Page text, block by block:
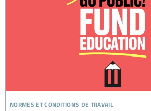
normes et conditions de travail